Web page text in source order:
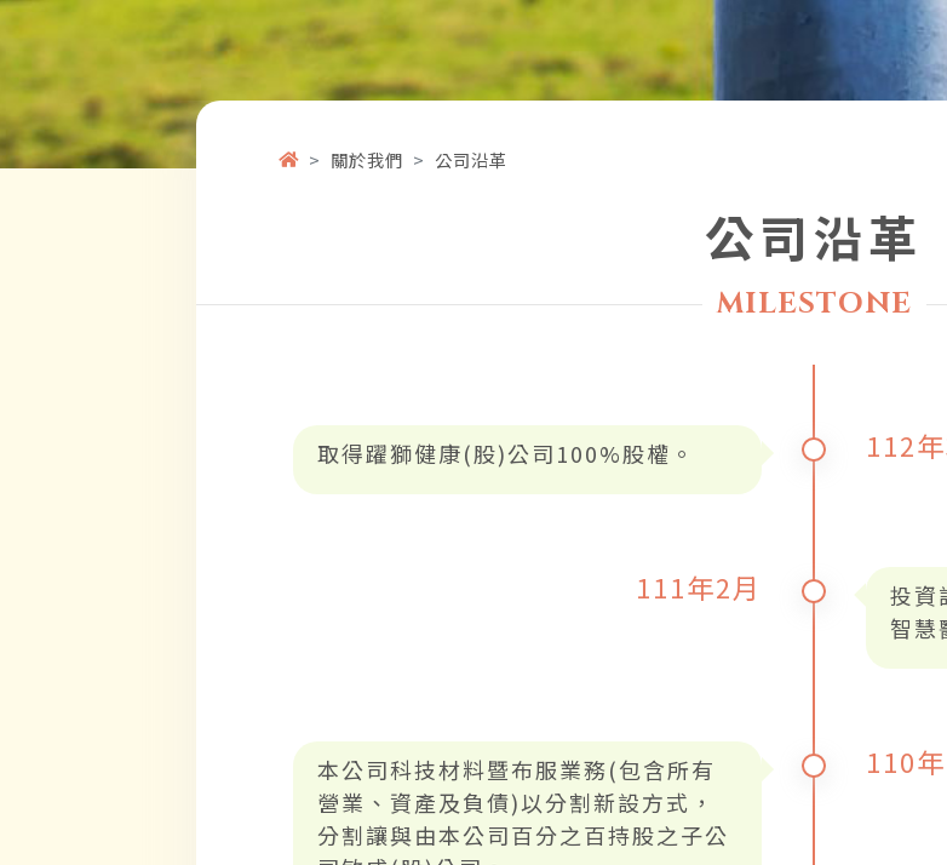
關於我們 公司沿革
公司沿革
MILESTONE
112
取得躍獅健康(股)公司100%股權。
111年2月
投資
智慧
110
本公司科技材料暨布服業務(包含所有
營業、資產及負債)以分割新設方式，
分割讓與由本公司百分之百持股之子公